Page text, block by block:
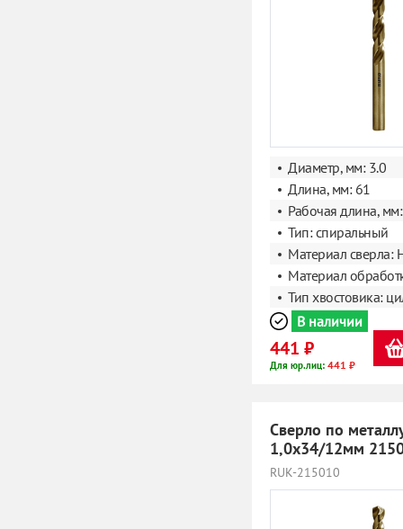
Диаметр, мм: 3.0
Длина, мм: 61
Рабочая длина,
Тип: спиральный
Материал сверла:
Материал
Тип хвостовика:
В наличии
441 ₽
Для юр.лиц: 441 ₽
Сверло по
1,0х34/12мм
RUK-215010